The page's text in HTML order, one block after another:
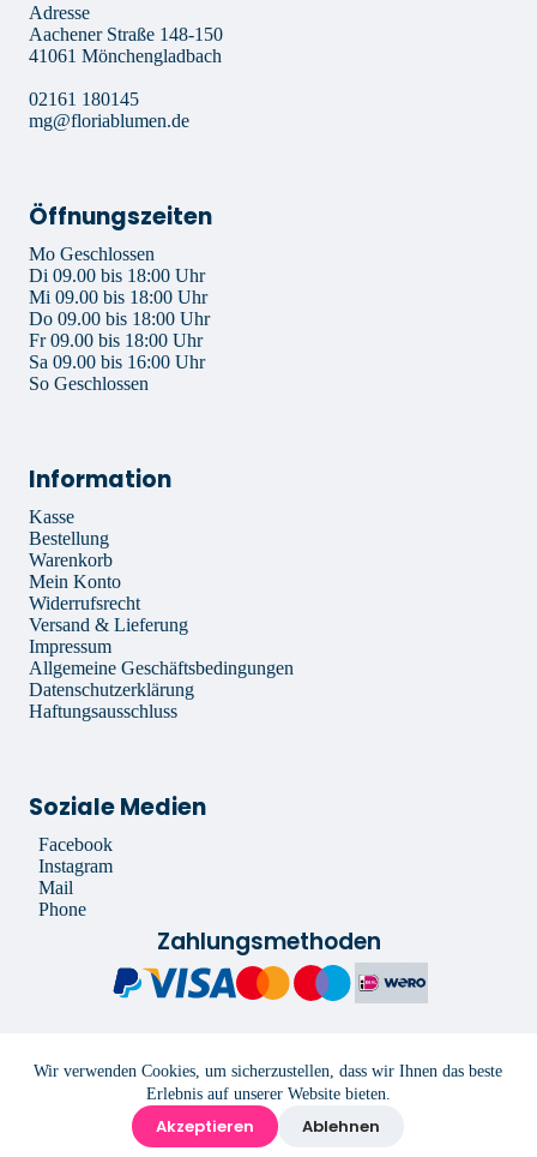
Wir verwenden Cookies, um sicherzustellen, dass wir Ihnen das beste
Erlebnis auf unserer Website bieten.
Akzeptieren Ablehnen
Adresse
Aachener Straße 148-150
41061 Mönchengladbach
02161 180145
mg@floriablumen.de
Öffnungszeiten
Mo Geschlossen
Di 09.00 bis 18:00 Uhr
Mi 09.00 bis 18:00 Uhr
Do 09.00 bis 18:00 Uhr
Fr 09.00 bis 18:00 Uhr
Sa 09.00 bis 16:00 Uhr
So Geschlossen
Information
Kasse
Bestellung
Warenkorb
Mein Konto
Widerrufsrecht
Versand & Lieferung
Impressum
Allgemeine Geschäftsbedingungen
Datenschutzerklärung
Haftungsausschluss
Soziale Medien
Facebook
Instagram
Mail
Phone
Zahlungsmethoden
Copyright 2022 Floria Blumen -Impressum -Allgemeine
Geschäftsbedingungen- Datenschutzerklärung-Haftungsausschluss
Entwickelt von